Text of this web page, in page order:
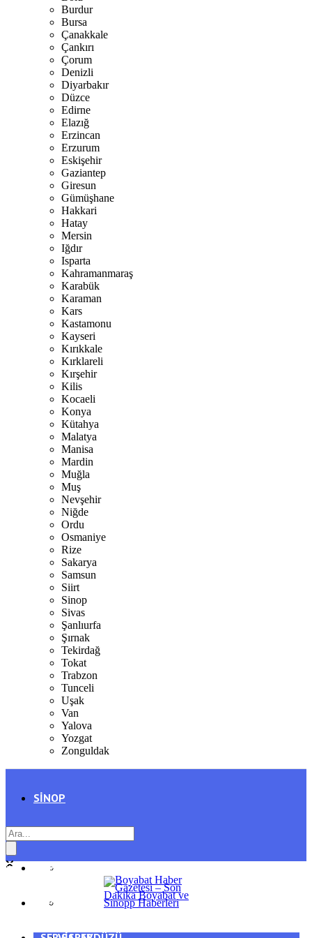
Burdur
Bursa
Çanakkale
Çankırı
Çorum
Denizli
Diyarbakır
Düzce
Edirne
Elazığ
Erzincan
Erzurum
Eskişehir
Gaziantep
Giresun
Gümüşhane
Hakkari
Hatay
Mersin
Iğdır
Isparta
Kahramanmaraş
Karabük
Karaman
Kars
Kastamonu
Kayseri
Kırıkkale
Kırklareli
Kırşehir
Kilis
Kocaeli
Konya
Kütahya
Malatya
Manisa
Mardin
Muğla
Muş
Nevşehir
Niğde
Ordu
Osmaniye
Rize
Sakarya
Samsun
Siirt
Sinop
Sivas
Şanlıurfa
Şırnak
Tekirdağ
Tokat
Trabzon
Tunceli
Uşak
Van
Yalova
Yozgat
Zonguldak
SINOP
AYANCIK
GENEL
SPOR